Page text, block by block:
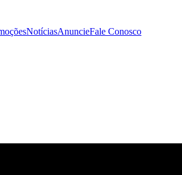
NotíciasAnuncieFale Conosco